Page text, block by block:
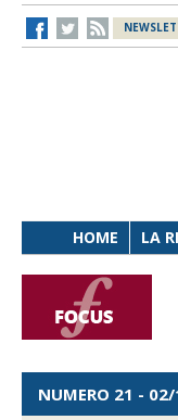
HOME LA
NUMERO 21 -